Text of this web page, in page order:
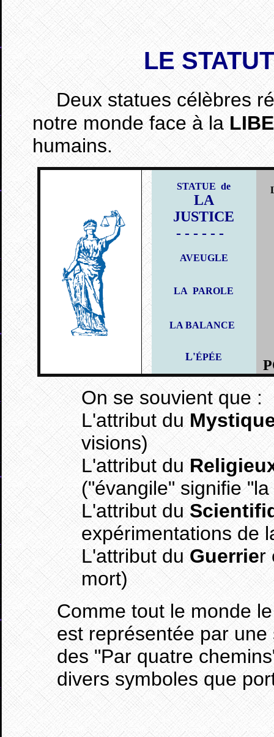
LE
Deux statues célèbres
notre monde face à la
humains.
STATUE de
LA
JUSTICE
- - - - - -
AVEUGLE
LA PAROLE
LA BALANCE
L'ÉPÉE
On se souvient que :
L'attribut du
visions)
L'attribut du
("évangile" signifie
L'attribut du
expérimentations de
L'attribut du Guerrier
mort)
Comme tout le monde
est représentée par
des "Par quatre
divers symboles que